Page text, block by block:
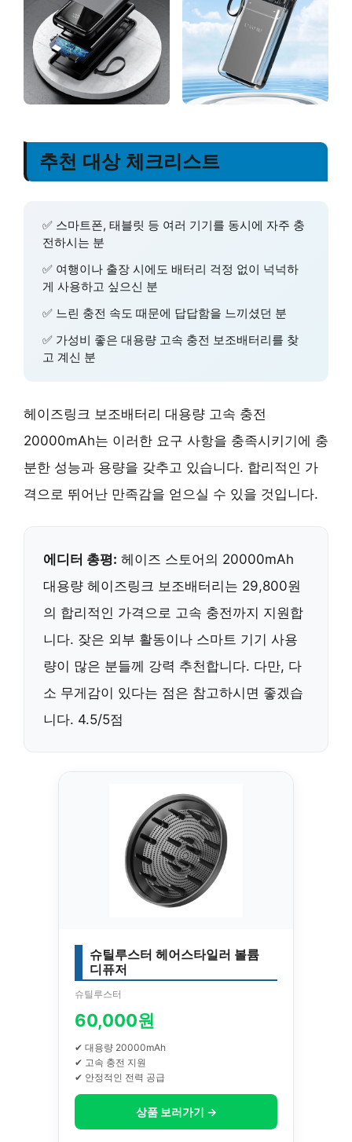
추천 대상 체크리스트
✅ 스마트폰, 태블릿 등 여러 기기를 동시에 자주 충
전하시는 분
✅ 여행이나 출장 시에도 배터리 걱정 없이 넉넉하
게 사용하고 싶으신 분
✅ 느린 충전 속도 때문에 답답함을 느끼셨던 분
✅ 가성비 좋은 대용량 고속 충전 보조배터리를 찾
고 계신 분
헤이즈링크 보조배터리 대용량 고속 충전
20000mAh는 이러한 요구 사항을 충족시키기에 충
분한 성능과 용량을 갖추고 있습니다. 합리적인 가
격으로 뛰어난 만족감을 얻으실 수 있을 것입니다.
에디터 총평: 헤이즈 스토어의 20000mAh
대용량 헤이즈링크 보조배터리는 29,800원
의 합리적인 가격으로 고속 충전까지 지원합
니다. 잦은 외부 활동이나 스마트 기기 사용
량이 많은 분들께 강력 추천합니다. 다만, 다
소 무게감이 있다는 점은 참고하시면 좋겠습
니다. 4.5/5점
슈틸루스터 헤어스타일러 볼륨
디퓨저
슈틸루스터
60,000원
✔ 대용량 20000mAh
✔ 고속 충전 지원
✔ 안정적인 전력 공급
상품 보러가기 →